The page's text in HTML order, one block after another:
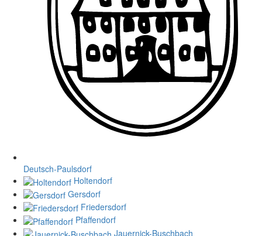
Deutsch-Paulsdorf
Holtendorf
Gersdorf
Friedersdorf
Pfaffendorf
Jauernick-Buschbach